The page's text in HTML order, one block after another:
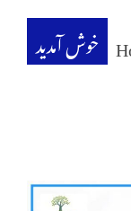
خوش آمدید